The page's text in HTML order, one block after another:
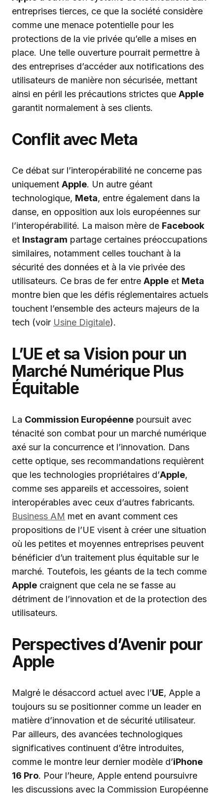
entreprises tierces, ce que la société considère
comme une menace potentielle pour les
protections de la vie privée qu’elle a mises en
place. Une telle ouverture pourrait permettre à
des entreprises d’accéder aux notifications des
utilisateurs de manière non sécurisée, mettant
ainsi en péril les précautions strictes que Apple
garantit normalement à ses clients.
Conflit avec Meta
Ce débat sur l’interopérabilité ne concerne pas
uniquement Apple. Un autre géant
technologique, Meta, entre également dans la
danse, en opposition aux lois européennes sur
l’interopérabilité. La maison mère de Facebook
et Instagram partage certaines préoccupations
similaires, notamment celles touchant à la
sécurité des données et à la vie privée des
utilisateurs. Ce bras de fer entre Apple et Meta
montre bien que les défis réglementaires actuels
touchent l’ensemble des acteurs majeurs de la
tech (voir Usine Digitale).
L’UE et sa Vision pour un
Marché Numérique Plus
Équitable
La Commission Européenne poursuit avec
ténacité son combat pour un marché numérique
axé sur la concurrence et l’innovation. Dans
cette optique, ses recommandations requièrent
que les technologies propriétaires d’Apple,
comme ses appareils et accessoires, soient
interopérables avec ceux d’autres fabricants.
Business AM met en avant comment ces
propositions de l’UE visent à créer une situation
où les petites et moyennes entreprises peuvent
bénéficier d’un traitement plus équitable sur le
marché. Toutefois, les géants de la tech comme
Apple craignent que cela ne se fasse au
détriment de l’innovation et de la protection des
utilisateurs.
Perspectives d’Avenir pour
Apple
Malgré le désaccord actuel avec l’UE, Apple a
toujours su se positionner comme un leader en
matière d’innovation et de sécurité utilisateur.
Par ailleurs, des avancées technologiques
significatives continuent d’être introduites,
comme le montre leur dernier modèle d’iPhone
16 Pro. Pour l’heure, Apple entend poursuivre
les discussions avec la Commission Européenne